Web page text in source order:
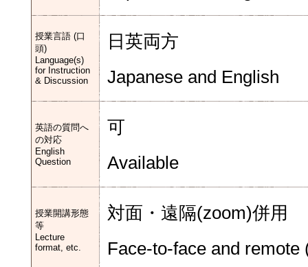
授業言語 (口
頭)
Language(s)
for Instruction
& Discussion
日英両方
Japanese and English
英語の質問へ
の対応
English
Question
可
Available
授業開講形態
等
Lecture
format, etc.
対面・遠隔(zoom)併用
Face-to-face and remote